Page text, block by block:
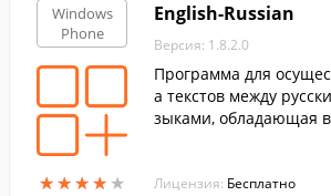
Windows
Phone
★★★★ ★
★★★★ ★
English-Russian
Версия: 1.8.2.0
Программа для
а текстов между
зыками, обладающая
Лицензия: Бесплатно